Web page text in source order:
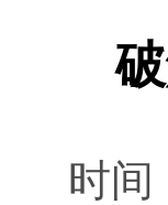
时间